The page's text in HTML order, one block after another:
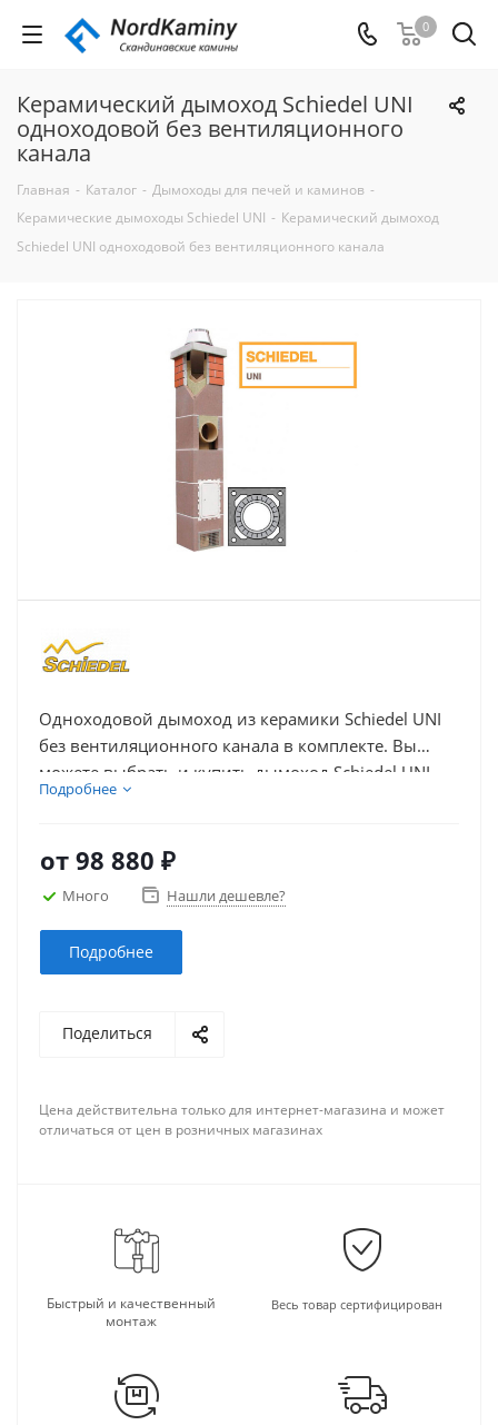
0
Керамический дымоход Schiedel UNI
одноходовой без вентиляционного
канала
Главная - Каталог - Дымоходы для печей и каминов -
Керамические дымоходы Schiedel UNI - Керамический дымоход
Schiedel UNI одноходовой без вентиляционного канала
Одноходовой дымоход из керамики Schiedel UNI
без вентиляционного канала в комплекте. Вы
можете выбрать и купить дымоход Schiedel UNI,
цена на который указана ниже – в зависимости от
Подробнее
от 98 880 ₽
Много Нашли дешевле?
Подробнее
Поделиться
Цена действительна только для интернет-магазина и может
отличаться от цен в розничных магазинах
Быстрый и качественный
монтаж
Весь товар сертифицирован